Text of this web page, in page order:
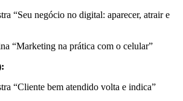
“Seu negócio no digital: aparecer, atrair e
na prática com o celular”
“Cliente bem atendido volta e indica”